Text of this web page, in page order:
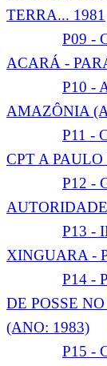
TERRA... 1981
P09 -
ACARÁ -
P10 -
AMAZÔNIA
P11 -
CPT A
P12 -
P13 -
XINGUARA -
P14 -
DE POSSE
(ANO: 1983)
P15 -